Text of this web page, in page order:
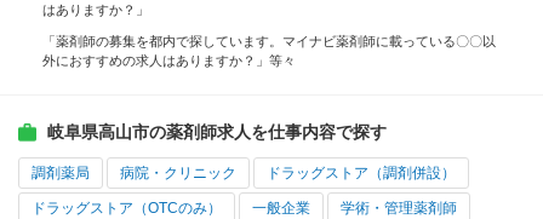
はありますか？」
「薬剤師の募集を都内で探しています。マイナビ薬剤師に載っている〇〇以
外におすすめの求人はありますか？」等々
岐阜県高山市の薬剤師求人を仕事内容で探す
調剤薬局 病院・クリニック ドラッグストア（調剤併設）
ドラッグストア（OTCのみ） 一般企業 学術・管理薬剤師